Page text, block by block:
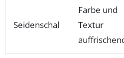
Seidenschal
Farbe und
Textur